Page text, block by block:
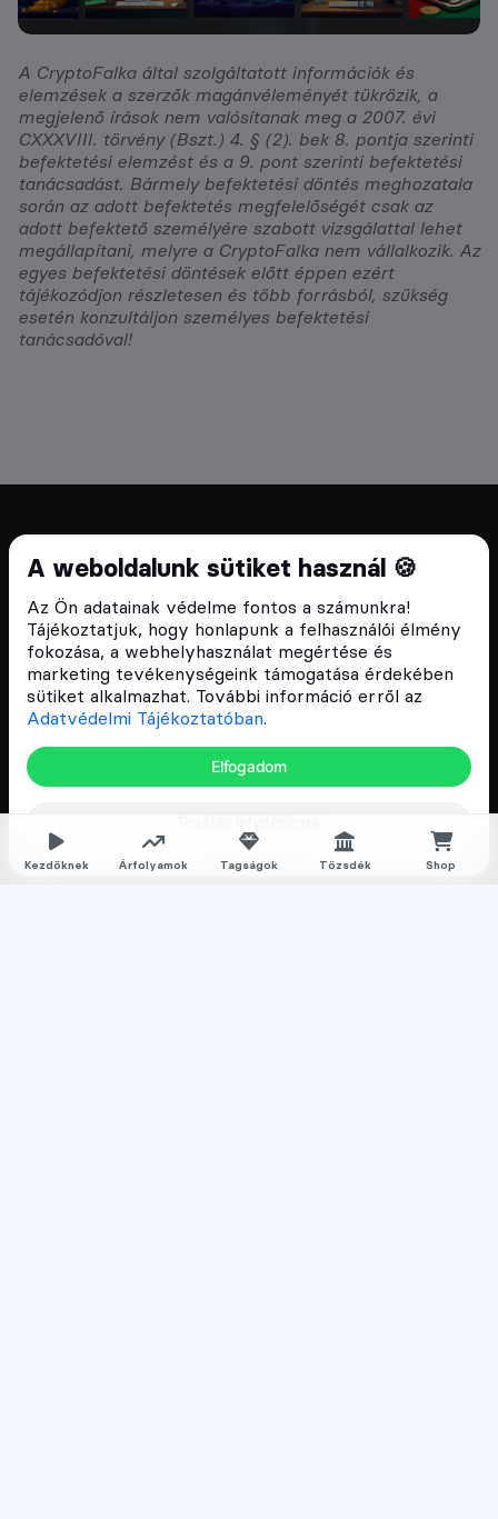
Kezdőknek Árfolyamok Tagságok Tőzsdék Shop
A weboldalunk sütiket használ 🍪
Az Ön adatainak védelme fontos a számunkra!
Tájékoztatjuk, hogy honlapunk a felhasználói élmény
fokozása, a webhelyhasználat megértése és
marketing tevékenységeink támogatása érdekében
sütiket alkalmazhat. További információ erről az
Adatvédelmi Tájékoztatóban.
Elfogadom
A CryptoFalka által szolgáltatott információk és
elemzések a szerzők magánvéleményét tükrözik, a
megjelenő írások nem valósítanak meg a 2007. évi
CXXXVIII. törvény (Bszt.) 4. § (2). bek 8. pontja szerinti
befektetési elemzést és a 9. pont szerinti befektetési
tanácsadást. Bármely befektetési döntés meghozatala
során az adott befektetés megfelelőségét csak az
adott befektető személyére szabott vizsgálattal lehet
megállapítani, melyre a CryptoFalka nem vállalkozik. Az
egyes befektetési döntések előtt éppen ezért
tájékozódjon részletesen és több forrásból, szükség
esetén konzultáljon személyes befektetési
tanácsadóval!
Cryptofalka 2018 óta
Szívünkön viseljük a blokklánc technológia
népszerűsítését Magyarországon, ezért 2018 óta a
Cryptofalka célja, hogy biztosítsa a hazai közösség
és vállalatok digitális oktatását és fejlődését.
Oldalak
Árfolyamok
Rólunk